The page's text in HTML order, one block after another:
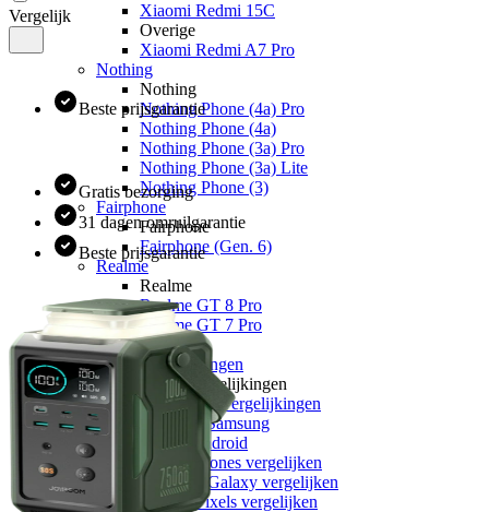
Xiaomi Redmi 15C
Overige
Xiaomi Redmi A7 Pro
Nothing
Nothing
Nothing Phone (4a) Pro
Nothing Phone (4a)
Nothing Phone (3a) Pro
Nothing Phone (3a) Lite
Nothing Phone (3)
Fairphone
Fairphone
Fairphone (Gen. 6)
Realme
Realme
Realme GT 8 Pro
Realme GT 7 Pro
Keuzehulp
Toestelvergelijkingen
Toestelvergelijkingen
Alle Toestelvergelijkingen
Apple vs Samsung
iOS vs Android
Apple iPhones vergelijken
Samsung Galaxy vergelijken
Google Pixels vergelijken
Vergelijk
Beste prijsgarantie
Gratis bezorging
31 dagen omruilgarantie
Beste prijsgarantie